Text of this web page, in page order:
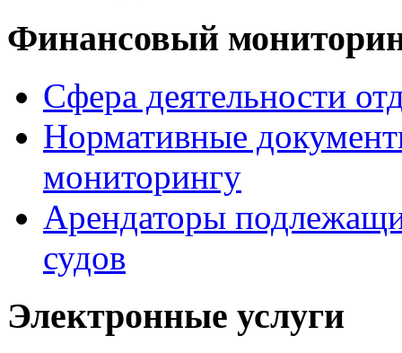
Финансовый
Сфера деятельности
Нормативные
мониторингу
Арендаторы
судов
Электронные услуги